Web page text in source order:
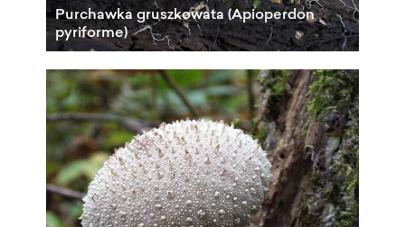
Purchawka gruszkowata (Apioperdon
pyriforme)